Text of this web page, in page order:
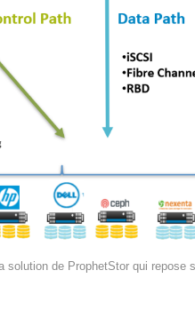
solution de ProphetStor qui repose